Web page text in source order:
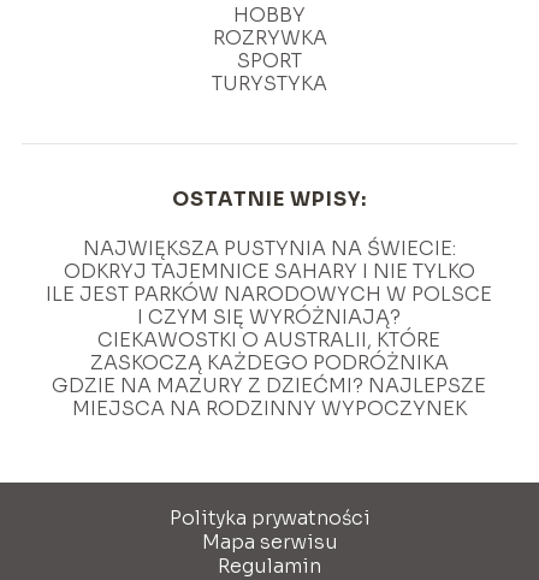
HOBBY
ROZRYWKA
SPORT
TURYSTYKA
OSTATNIE WPISY:
NAJWIĘKSZA PUSTYNIA NA ŚWIECIE:
ODKRYJ TAJEMNICE SAHARY I NIE TYLKO
ILE JEST PARKÓW NARODOWYCH W POLSCE
I CZYM SIĘ WYRÓŻNIAJĄ?
CIEKAWOSTKI O AUSTRALII, KTÓRE
ZASKOCZĄ KAŻDEGO PODRÓŻNIKA
GDZIE NA MAZURY Z DZIEĆMI? NAJLEPSZE
MIEJSCA NA RODZINNY WYPOCZYNEK
Polityka prywatności
Mapa serwisu
Regulamin